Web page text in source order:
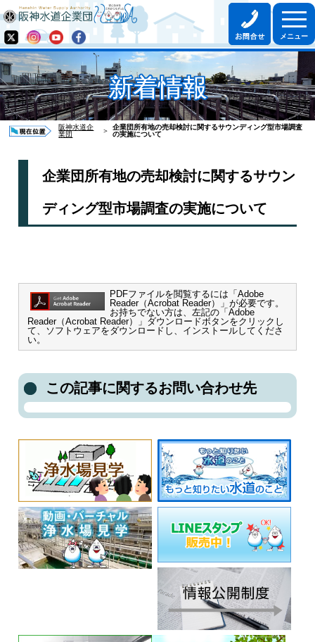
新着情報
阪神水道企
業団
＞
企業団所有地の売却検討に関するサウンディング型市場調査
の実施について
企業団所有地の売却検討に関するサウン
ディング型市場調査の実施について
PDFファイルを閲覧するには「Adobe
Reader（Acrobat Reader）」が必要です。
お持ちでない方は、左記の「Adobe
Reader（Acrobat Reader）」ダウンロードボタンをクリックし
て、ソフトウェアをダウンロードし、インストールしてくださ
い。
この記事に関するお問い合わせ先